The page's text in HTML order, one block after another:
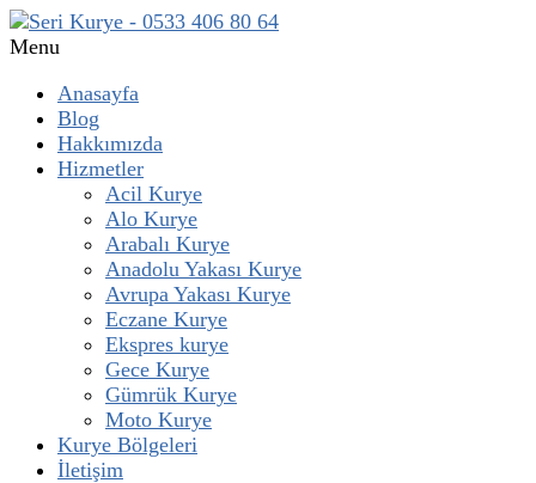
Menu
Anasayfa
Blog
Hakkımızda
Hizmetler
Acil Kurye
Alo Kurye
Arabalı Kurye
Anadolu Yakası Kurye
Avrupa Yakası Kurye
Eczane Kurye
Ekspres kurye
Gece Kurye
Gümrük Kurye
Moto Kurye
Kurye Bölgeleri
İletişim